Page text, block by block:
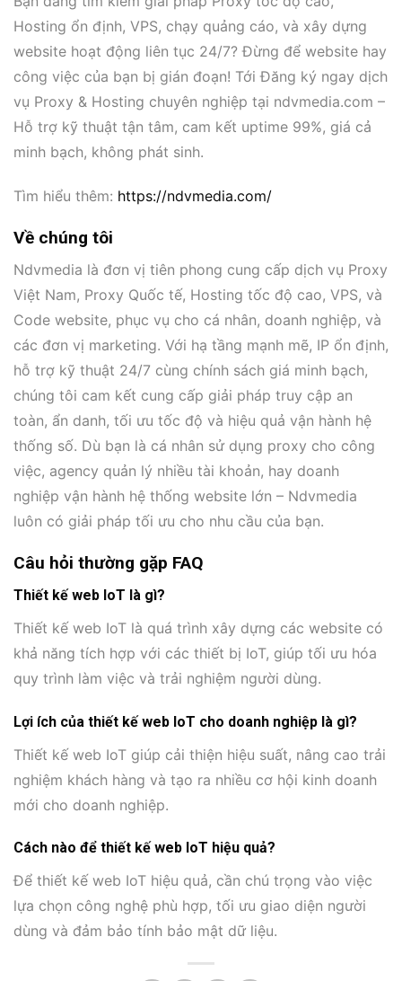
Hosting ổn định, VPS, chạy quảng cáo, và xây dựng
website hoạt động liên tục 24/7? Đừng để website hay
công việc của bạn bị gián đoạn! Tới Đăng ký ngay dịch
vụ Proxy & Hosting chuyên nghiệp tại ndvmedia.com –
Hỗ trợ kỹ thuật tận tâm, cam kết uptime 99%, giá cả
minh bạch, không phát sinh.
Tìm hiểu thêm: https://ndvmedia.com/
Về chúng tôi
Ndvmedia là đơn vị tiên phong cung cấp dịch vụ Proxy
Việt Nam, Proxy Quốc tế, Hosting tốc độ cao, VPS, và
Code website, phục vụ cho cá nhân, doanh nghiệp, và
các đơn vị marketing. Với hạ tầng mạnh mẽ, IP ổn định,
hỗ trợ kỹ thuật 24/7 cùng chính sách giá minh bạch,
chúng tôi cam kết cung cấp giải pháp truy cập an
toàn, ẩn danh, tối ưu tốc độ và hiệu quả vận hành hệ
thống số. Dù bạn là cá nhân sử dụng proxy cho công
việc, agency quản lý nhiều tài khoản, hay doanh
nghiệp vận hành hệ thống website lớn – Ndvmedia
luôn có giải pháp tối ưu cho nhu cầu của bạn.
Câu hỏi thường gặp FAQ
Thiết kế web IoT là gì?
Thiết kế web IoT là quá trình xây dựng các website có
khả năng tích hợp với các thiết bị IoT, giúp tối ưu hóa
quy trình làm việc và trải nghiệm người dùng.
Lợi ích của thiết kế web IoT cho doanh nghiệp là gì?
Thiết kế web IoT giúp cải thiện hiệu suất, nâng cao trải
nghiệm khách hàng và tạo ra nhiều cơ hội kinh doanh
mới cho doanh nghiệp.
Cách nào để thiết kế web IoT hiệu quả?
Để thiết kế web IoT hiệu quả, cần chú trọng vào việc
lựa chọn công nghệ phù hợp, tối ưu giao diện người
dùng và đảm bảo tính bảo mật dữ liệu.